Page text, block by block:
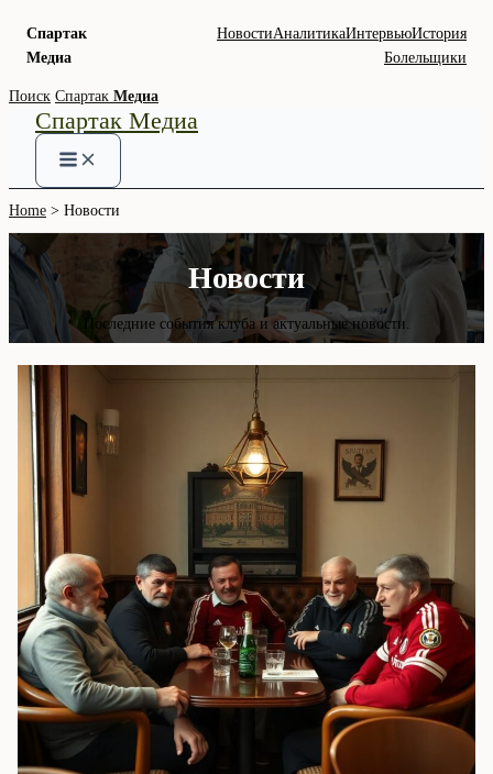
Спартак
Медиа
НовостиАналитикаИнтервьюИстория
Болельщики
Skip
content
Поиск Спартак Медиа
Спартак Медиа
Home Новости
Новости
Последние события клуба и актуальные новости.